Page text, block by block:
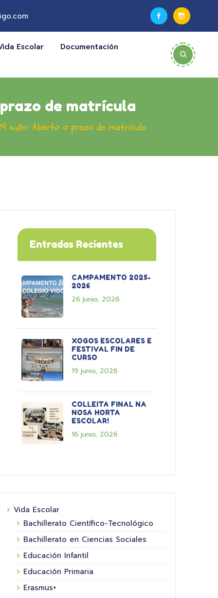
Escolar
Documentación
de matrícula
xuño. Aberto o prazo de matrícula
Entradas Recientes
CAMPAMENTO 2025-
2026
26 junio, 2026
XOGOS ESCOLARES E
FESTIVAL FIN DE
CURSO
19 junio, 2026
COLLEITA FINAL NA
NOSA HORTA
ESCOLAR!
16 junio, 2026
Vida Escolar
Bachillerato Científico-Tecnológico
Bachillerato en Ciencias Sociales
Educación Infantil
Educación Primaria
Erasmus+